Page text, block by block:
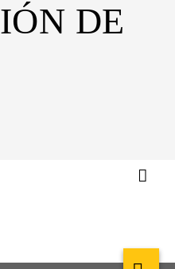
DE